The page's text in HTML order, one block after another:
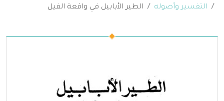
التفسير وأصوله
الطير الأبابيل في واقعة الفيل